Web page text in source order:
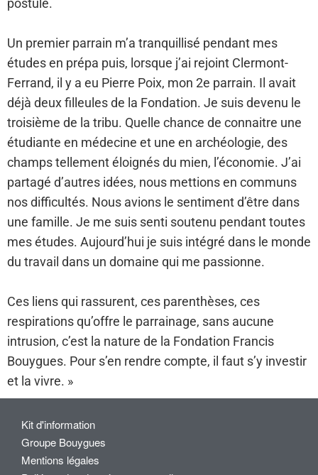
postulé.
Un premier parrain m’a tranquillisé pendant mes
études en prépa puis, lorsque j’ai rejoint Clermont-
Ferrand, il y a eu Pierre Poix, mon 2e parrain. Il avait
déjà deux filleules de la Fondation. Je suis devenu le
troisième de la tribu. Quelle chance de connaitre une
étudiante en médecine et une en archéologie, des
champs tellement éloignés du mien, l’économie. J’ai
partagé d’autres idées, nous mettions en communs
nos difficultés. Nous avions le sentiment d’être dans
une famille. Je me suis senti soutenu pendant toutes
mes études. Aujourd’hui je suis intégré dans le monde
du travail dans un domaine qui me passionne.
Ces liens qui rassurent, ces parenthèses, ces
respirations qu’offre le parrainage, sans aucune
intrusion, c’est la nature de la Fondation Francis
Bouygues. Pour s’en rendre compte, il faut s’y investir
et la vivre. »
Kit d'information
Groupe Bouygues
Mentions légales